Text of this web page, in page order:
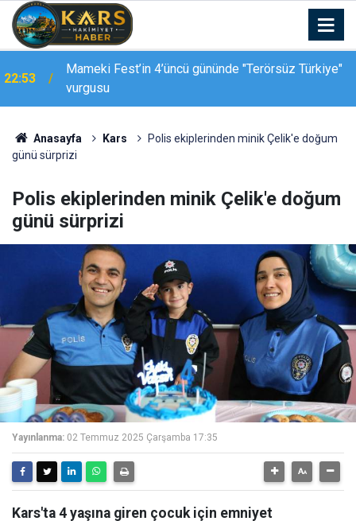
22:39
Kars-Akyaka yolcu treni arızalandı, hemzemin
geçitte araç kuyruğu oluştu
Anasayfa Kars
Polis ekiplerinden minik Çelik'e doğum
günü sürprizi
Polis ekiplerinden minik Çelik'e doğum
günü sürprizi
Yayınlanma: 02 Temmuz 2025 Çarşamba 17:35
Kars'ta 4 yaşına giren çocuk için emniyet